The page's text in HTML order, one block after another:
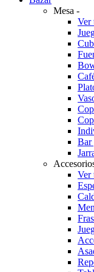
Mesa -
Ver
Bar
Ver